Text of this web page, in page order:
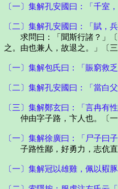
〔一〕集解孔安國曰：「千室
〔二〕集解孔安國曰：「賦，
求問曰：「聞斯行諸？」〔
之。由也兼人，故退之。」〔三
〔一〕集解包氏曰：「賑窮救
〔二〕集解孔安國曰：「當白
〔三〕集解鄭玄曰：「言冉有
仲由字子路，卞人也。〔一
〔一〕集解徐廣曰：「尸子曰
子路性鄙，好勇力，志伉直
〔一〕集解冠以雄雞，佩以豭